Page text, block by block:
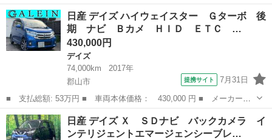
名： 日産 ■ 車種名： デイズ ■ グレード名： Ｘ ４ＷＤ 全
周囲カメラ スマートキー アイドリングストップ 電動格納ミラ
ー シートヒーター...
福島 郡山市 デイズ
日産 デイズ ハイウェイスター Ｇターボ 後
期 ナビ Ｂカメ ＨＩＤ ＥＴＣ …
430,000円
デイズ
74,000km
2017年
郡山市
提携サイト 7月31日
■ 支払総額: 53万円 ■ 車両本体価格： 430,000 円 ■ メーカー
名： 日産 ■ 車種名： デイズ ■ グレード名： ハイウェイスタ
ー Ｇターボ 後期 ナビ Ｂカメ ＨＩＤ ＥＴＣ クルコン フ
ォグ Ｐスタート...
福島 郡山市 デイズ
日産 デイズ Ｘ ＳＤナビ バックカメラ イ
ンテリジェントエマージェンシーブレ…